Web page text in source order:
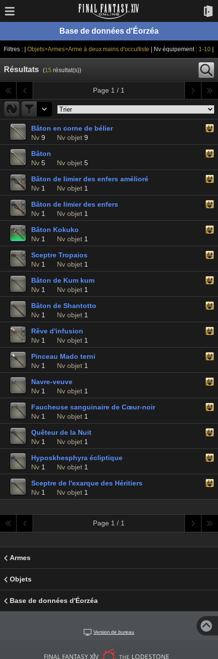
Base de données d'Éorzéa
Filtres : | Objets>Armes>Arme à deux mains d'occultiste | Nv équipement : 1-10|
Résultats (15 résultat(s))
Page 1 / 1
Bâton en corne de bélier
Nv 9 Nv objet 9
Bâton
Nv 5 Nv objet 5
Bâton de limier des enfers amélioré
Nv 1 Nv objet 1
Bâton de limier des enfers
Nv 1 Nv objet 1
Bâton Kokuko
Nv 1 Nv objet 1
Sceptre Tropaios
Nv 1 Nv objet 1
Bâton de Kum kum
Nv 1 Nv objet 1
Bâton de Shantotto
Nv 1 Nv objet 1
Rêve d'infusion
Nv 1 Nv objet 1
Pinceau Mado terni
Nv 1 Nv objet 1
Navre-veuve
Nv 1 Nv objet 1
Faucheuse sanguinaire de Cœur-noir
Nv 1 Nv objet 1
Quêteur de la Nuit
Nv 1 Nv objet 1
Hyposkhesphyra écliptique
Nv 1 Nv objet 1
Sceptre de l'exarque des Héritiers
Nv 1 Nv objet 1
Page 1 / 1
Armes
Objets
Base de données d'Éorzéa
Version de bureau